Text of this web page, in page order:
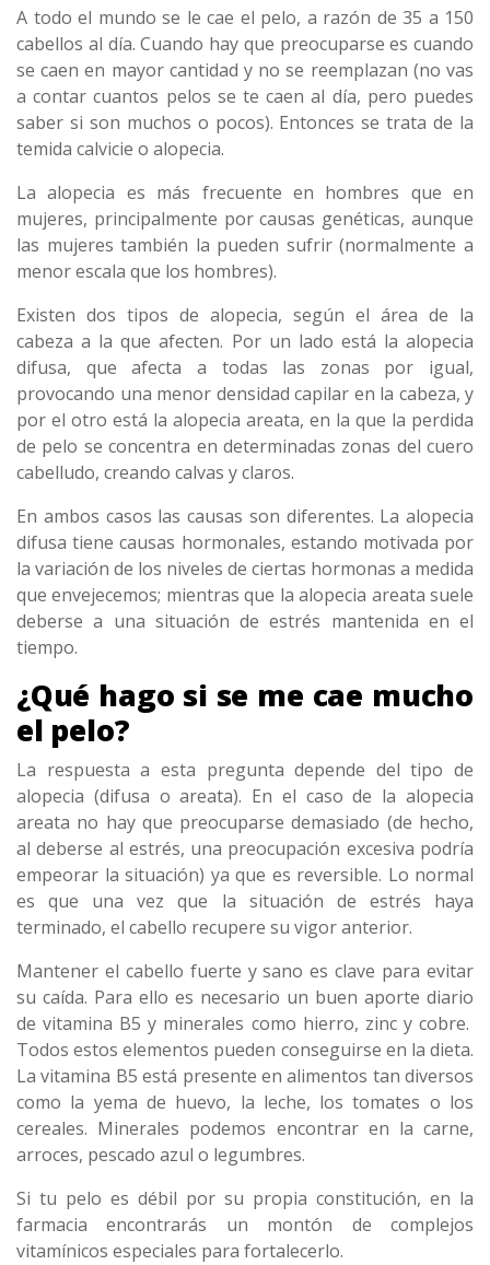
A todo el mundo se le cae el pelo, a razón de 35 a 150
cabellos al día. Cuando hay que preocuparse es cuando
se caen en mayor cantidad y no se reemplazan (no vas
a contar cuantos pelos se te caen al día, pero puedes
saber si son muchos o pocos). Entonces se trata de la
temida calvicie o alopecia.
La alopecia es más frecuente en hombres que en
mujeres, principalmente por causas genéticas, aunque
las mujeres también la pueden sufrir (normalmente a
menor escala que los hombres).
Existen dos tipos de alopecia, según el área de la
cabeza a la que afecten. Por un lado está la alopecia
difusa, que afecta a todas las zonas por igual,
provocando una menor densidad capilar en la cabeza, y
por el otro está la alopecia areata, en la que la perdida
de pelo se concentra en determinadas zonas del cuero
cabelludo, creando calvas y claros.
En ambos casos las causas son diferentes. La alopecia
difusa tiene causas hormonales, estando motivada por
la variación de los niveles de ciertas hormonas a medida
que envejecemos; mientras que la alopecia areata suele
deberse a una situación de estrés mantenida en el
tiempo.
¿Qué hago si se me cae mucho
el pelo?
La respuesta a esta pregunta depende del tipo de
alopecia (difusa o areata). En el caso de la alopecia
areata no hay que preocuparse demasiado (de hecho,
al deberse al estrés, una preocupación excesiva podría
empeorar la situación) ya que es reversible. Lo normal
es que una vez que la situación de estrés haya
terminado, el cabello recupere su vigor anterior.
Mantener el cabello fuerte y sano es clave para evitar
su caída. Para ello es necesario un buen aporte diario
de vitamina B5 y minerales como hierro, zinc y cobre.
Todos estos elementos pueden conseguirse en la dieta.
La vitamina B5 está presente en alimentos tan diversos
como la yema de huevo, la leche, los tomates o los
cereales. Minerales podemos encontrar en la carne,
arroces, pescado azul o legumbres.
Si tu pelo es débil por su propia constitución, en la
farmacia encontrarás un montón de complejos
vitamínicos especiales para fortalecerlo.